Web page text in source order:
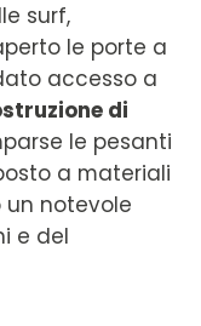
surf,
le porte a
accesso a
di
le pesanti
a materiali
notevole
e del